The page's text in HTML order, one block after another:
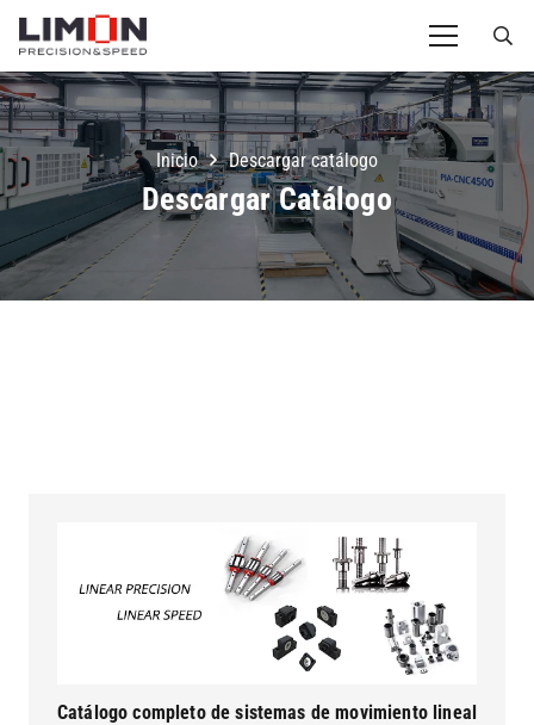
Inicio Descargar catálogo
Descargar Catálogo
Catálogo completo de sistemas de movimiento lineal